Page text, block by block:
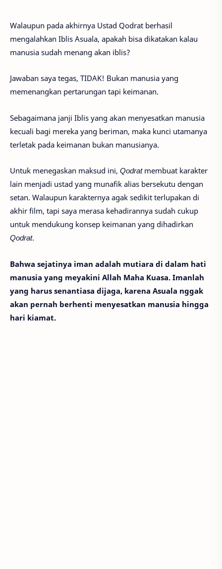
Walaupun pada akhirnya Ustad Qodrat berhasil
mengalahkan Iblis Asuala, apakah bisa dikatakan kalau
manusia sudah menang akan iblis?
Jawaban saya tegas, TIDAK! Bukan manusia yang
memenangkan pertarungan tapi keimanan.
Sebagaimana janji Iblis yang akan menyesatkan manusia
kecuali bagi mereka yang beriman, maka kunci utamanya
terletak pada keimanan bukan manusianya.
Untuk menegaskan maksud ini, Qodrat membuat karakter
lain menjadi ustad yang munafik alias bersekutu dengan
setan. Walaupun karakternya agak sedikit terlupakan di
akhir film, tapi saya merasa kehadirannya sudah cukup
untuk mendukung konsep keimanan yang dihadirkan
Qodrat.
Bahwa sejatinya iman adalah mutiara di dalam hati
manusia yang meyakini Allah Maha Kuasa. Imanlah
yang harus senantiasa dijaga, karena Asuala nggak
akan pernah berhenti menyesatkan manusia hingga
hari kiamat.